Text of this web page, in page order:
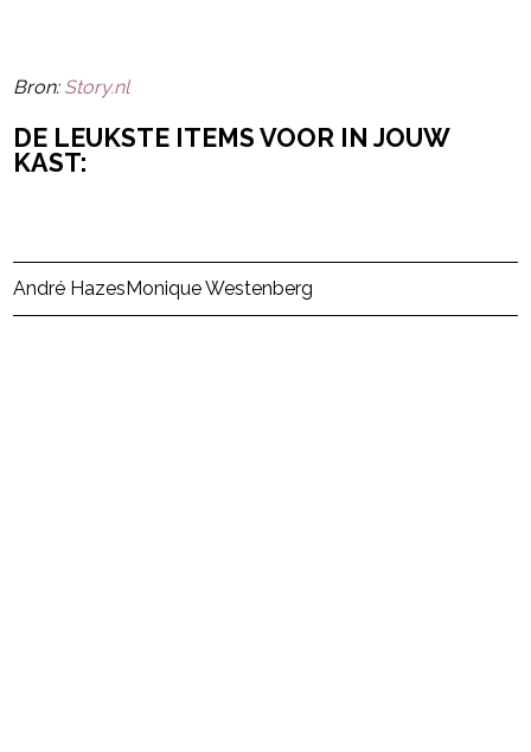
Bron: Story.nl
DE LEUKSTE ITEMS VOOR IN JOUW
KAST:
André Hazes Monique Westenberg